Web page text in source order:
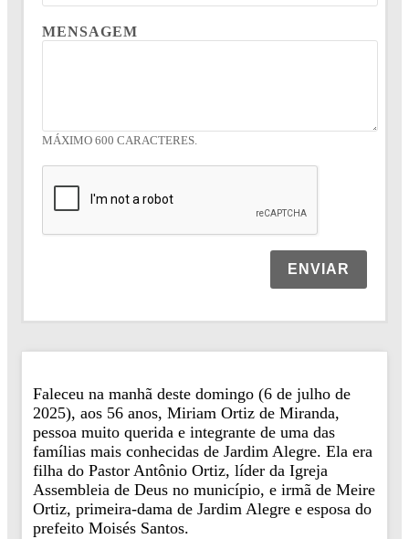
MENSAGEM
MÁXIMO 600 CARACTERES.
ENVIAR
Faleceu na manhã deste domingo (6 de julho de
2025), aos 56 anos, Miriam Ortiz de Miranda,
pessoa muito querida e integrante de uma das
famílias mais conhecidas de Jardim Alegre. Ela era
filha do Pastor Antônio Ortiz, líder da Igreja
Assembleia de Deus no município, e irmã de Meire
Ortiz, primeira-dama de Jardim Alegre e esposa do
prefeito Moisés Santos.